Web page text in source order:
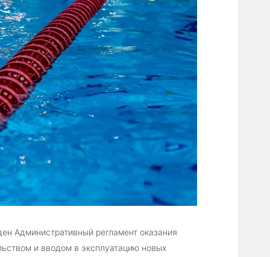
Административный регламент оказания
и вводом в эксплуатацию новых